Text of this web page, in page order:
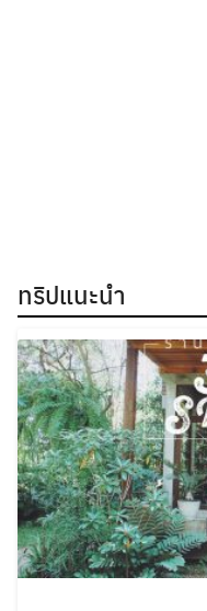
ทริปแนะนำ